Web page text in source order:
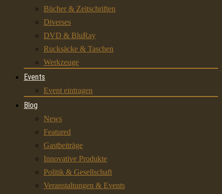
Bücher & Zeitschriften
Diverses
DVD & BluRay
Rucksäcke & Taschen
Werkzeuge
Events
Event eintragen
Blog
News
Featured
Gastbeiträge
Innovative Produkte
Politik & Gesellschaft
Veranstaltungen & Events